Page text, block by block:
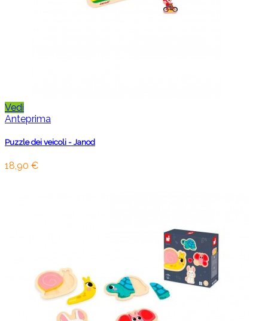
Vedi
Anteprima
Puzzle dei veicoli - Janod
18,90 €